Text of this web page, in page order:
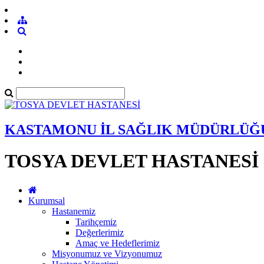
KASTAMONU İL SAĞLIK
TOSYA DEVLET HASTANESİ
Kurumsal
Hastanemiz
Tarihçemiz
Değerlerimiz
Amaç ve Hedeflerimiz
Misyonumuz ve Vizyonumuz